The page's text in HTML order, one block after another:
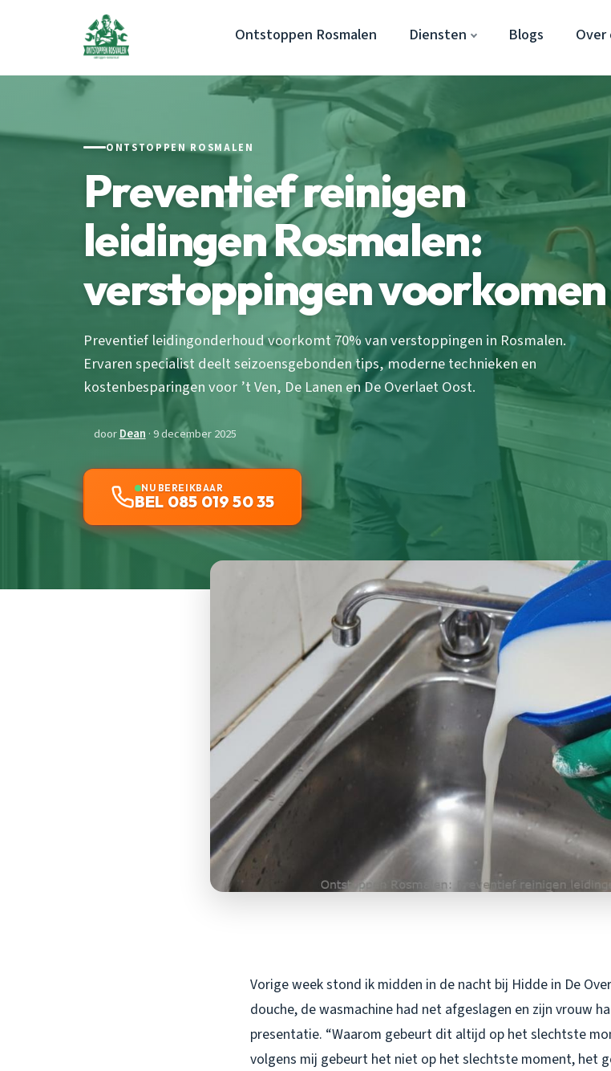
Ontstoppen Rosmalen Diensten Blogs Over
ONTSTOPPEN ROSMALEN
Preventief reinigen
leidingen Rosmalen:
verstoppingen voorkomen
Preventief leidingonderhoud voorkomt 70% van verstoppingen in Rosmalen.
Ervaren specialist deelt seizoensgebonden tips, moderne technieken en
kostenbesparingen voor ’t Ven, De Lanen en De Overlaet Oost.
doorDean · 9 december 2025
NU BEREIKBAAR
BEL 085 019 50 35
Vorige week stond ik midden in de nacht bij Hidde in De
douche, de wasmachine had net afgeslagen en zijn vrouw
presentatie. “Waarom gebeurt dit altijd op het slechtste
volgens mij gebeurt het niet op het slechtste moment, het